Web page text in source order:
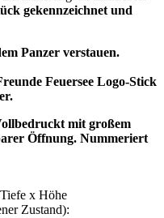
gekennzeichnet und
Panzer verstauen.
Feuersee Logo-Stick
mit großem
Öffnung. Nummeriert
x Höhe
Zustand):